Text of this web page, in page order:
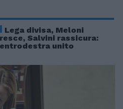
Lega divisa, Meloni
Salvini rassicura:
unito